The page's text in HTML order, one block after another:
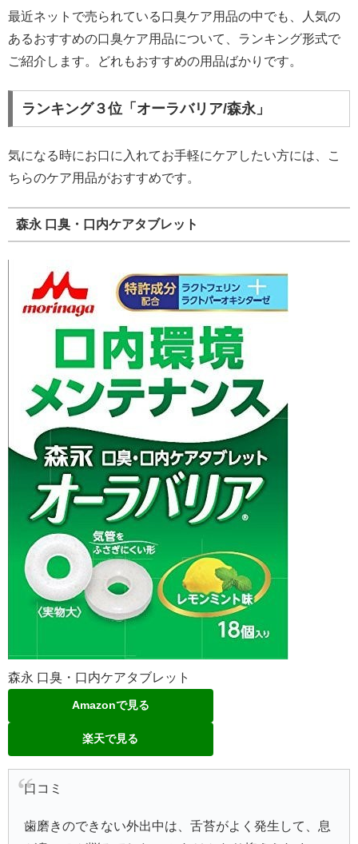
最近ネットで売られている口臭ケア用品の中でも、人気の
あるおすすめの口臭ケア用品について、ランキング形式で
ご紹介します。どれもおすすめの用品ばかりです。
ランキング３位「オーラバリア/森永」
気になる時にお口に入れてお手軽にケアしたい方には、こ
ちらのケア用品がおすすめです。
森永 口臭・口内ケアタブレット
森永 口臭・口内ケアタブレット
Amazonで見る
楽天で見る
口コミ
歯磨きのできない外出中は、舌苔がよく発生して、息